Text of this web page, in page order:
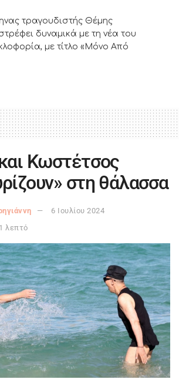
τραγουδιστής Θέμης
δυναμικά με τη νέα του
με τίτλο «Μόνο Από
Κωστέτσος
στη θάλασσα
6 Ιουλίου 2024
λεπτό